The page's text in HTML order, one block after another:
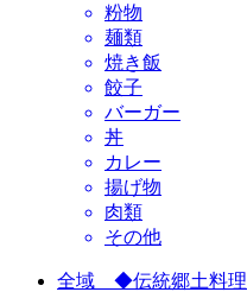
粉物
麺類
焼き飯
餃子
バーガー
丼
カレー
揚げ物
肉類
その他
全域 ◆伝統郷土料理